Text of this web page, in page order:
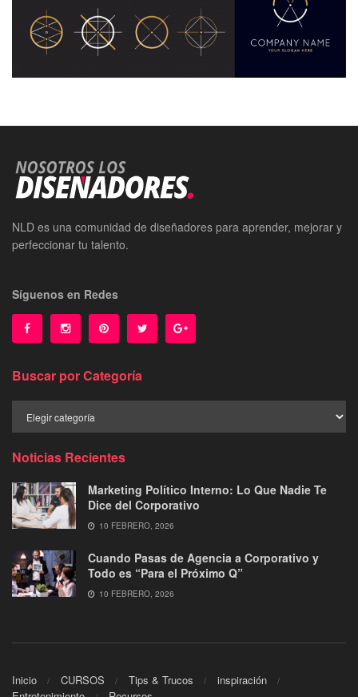
NLD es una comunidad de diseñadores para aprender, mejorar y
perfeccionar tu talento.
Síguenos en Redes
Buscar por Categoría
por
Noticias Recientes
Marketing Político Interno: Lo Que Nadie Te
Dice del Corporativo
10 FEBRERO, 2026
Cuando Pasas de Agencia a Corporativo y
Todo es “Para el Próximo Q”
10 FEBRERO, 2026
Inicio CURSOS Tips & Trucos
inspiración